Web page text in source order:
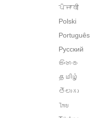
ਪੰਜਾਬੀ
Polski
Português
Русский
සිංහල
தமிழ்
తెలుగు
ไทย